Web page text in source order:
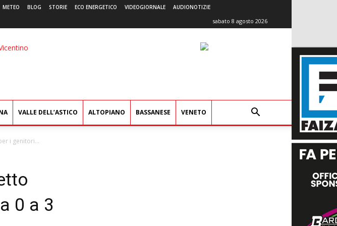
METEO BLOG STORIE ECO ENERGETICO VIDEOGIORNALE AUDIONOTIZIE
sabato 8 agosto 2026
VALLE DELL’ASTICO ALTOPIANO BASSANESE VENETO
i genitori...
0 a 3